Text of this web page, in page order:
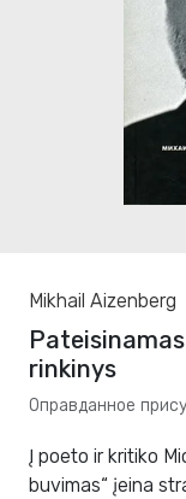
Mikhail Aizenberg
rinkinys
Оправданное
Į poeto ir kritiko
buvimas“ įeina